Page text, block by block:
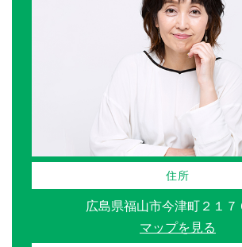
住所
広島県福山市今津町２１７
マップを見る